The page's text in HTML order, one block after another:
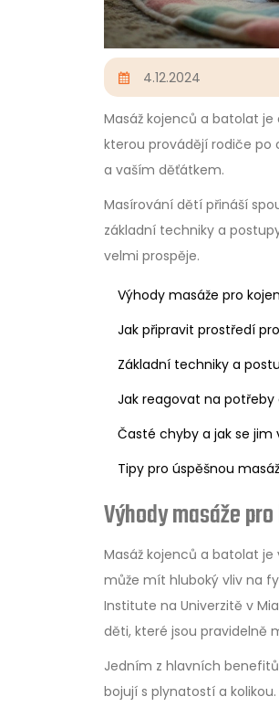
4.12.2024
Masáž kojenců a batolat
kterou provádějí rodiče po
a vaším děťátkem.
Masírování dětí přináší
základní techniky a
velmi prospěje.
Výhody masáže pro
Jak připravit prostředí
Základní techniky a
Jak reagovat na
Časté chyby a jak se jim
Tipy pro úspěšnou
Výhody masáže
Masáž kojenců a batolat
může mít hluboký vliv na
Institute na Univerzitě v
děti, které jsou pravidelně
Jedním z hlavních
bojují s plynatostí a